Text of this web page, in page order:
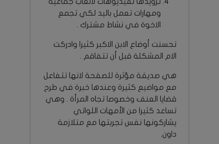
ومهارات تعمل باليد لكي تجمع
الاخوة في نشاط مشترك .
تحسنت أوضاع الابن الاكبر كثيرا وادركت
الام المشكلة قبل أن تتفاقم .
هي صديقة مؤثرة للصفحة لانها تتفاعل
مع مواضيع كثيرة وعندها خبرة في طرح
قضايا العنف وخصوصا تجاه المرأة . وهي
تساعد كثيرا من الأمهات اللواتي
يشاركونها نفس تجربتها مع متلازمة
داون.